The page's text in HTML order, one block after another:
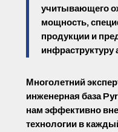
учитывающего
мощность,
продукции и
инфраструктуру
Многолетний
инженерная база
нам эффективно
технологии в